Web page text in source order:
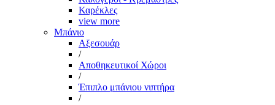
Καρέκλες
view more
Μπάνιο
Αξεσουάρ
/
Αποθηκευτικοί Χώροι
/
Έπιπλο μπάνιου νιπτήρα
/